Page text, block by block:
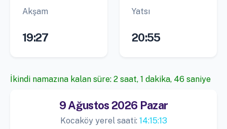
Akşam
19:27
Yatsı
20:55
İkindi namazına kalan süre: 2 saat, 1 dakika, 46 saniye
9 Ağustos 2026 Pazar
Kocaköy yerel saati: 14:15:13